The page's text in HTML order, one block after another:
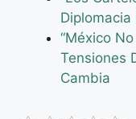
Diplomacia
“México
Tensiones
Cambia